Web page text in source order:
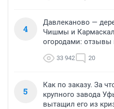
4
Давлеканово —
Чишмы и
огородами: отзывы
33 942 20
5
Как по заказу. За
крупного завода
вытащил его из